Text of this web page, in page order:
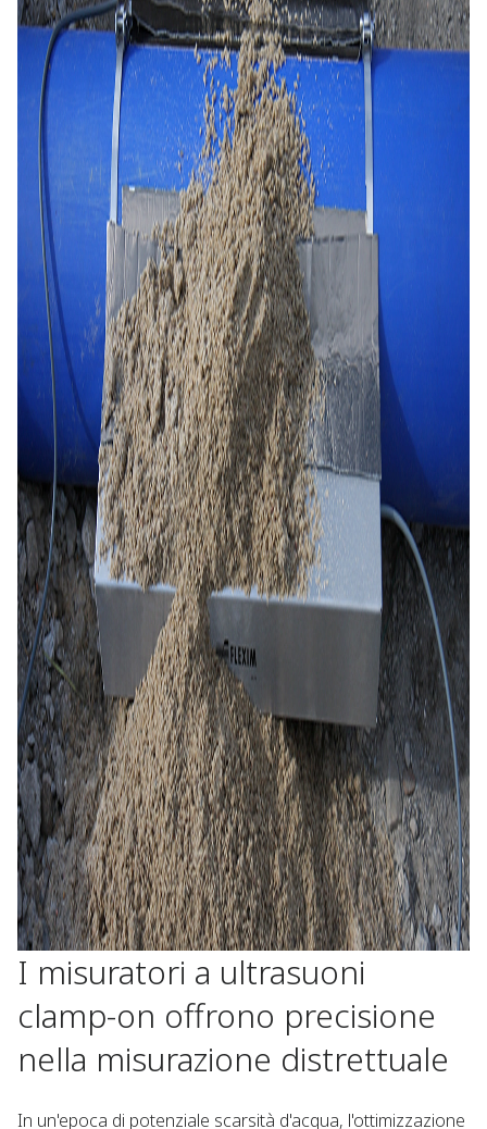
I misuratori a ultrasuoni
clamp-on offrono precisione
nella misurazione distrettuale
In un'epoca di potenziale scarsità d'acqua, l'ottimizzazione